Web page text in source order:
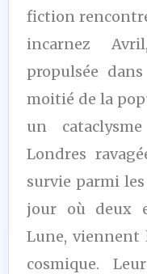
fiction
incarnez
propulsée
moitié de la
un
Londres
survie parmi les
jour où deux
Lune, viennent
cosmique.